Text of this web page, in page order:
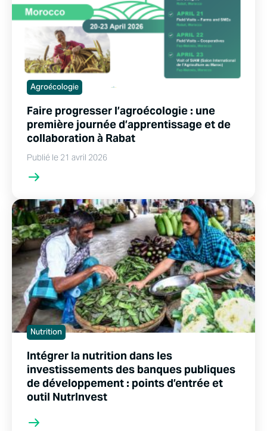
Agroécologie
Faire progresser l’agroécologie : une
première journée d’apprentissage et de
collaboration à Rabat
Publié le 21 avril 2026
Nutrition
Intégrer la nutrition dans les
investissements des banques publiques
de développement : points d’entrée et
outil NutrInvest